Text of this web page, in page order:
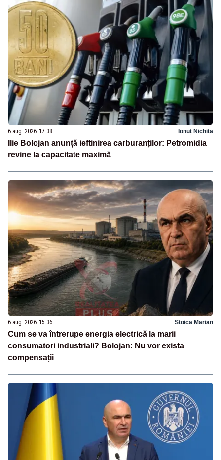
6 aug. 2026, 17:38 Ionuț Nichita
Ilie Bolojan anunță ieftinirea carburanților: Petromidia
revine la capacitate maximă
6 aug. 2026, 15:36 Stoica Marian
Cum se va întrerupe energia electrică la marii
consumatori industriali? Bolojan: Nu vor exista
compensații